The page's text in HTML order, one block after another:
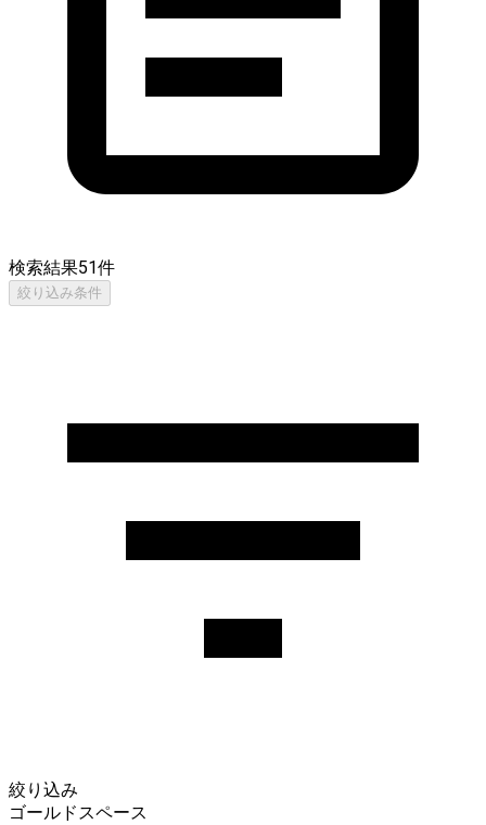
検索結果51件
絞り込み条件
絞り込み
ゴールドスペース